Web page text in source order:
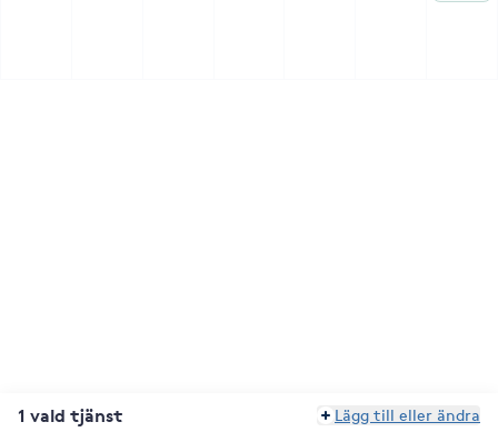
1 vald tjänst Lägg till eller ändra